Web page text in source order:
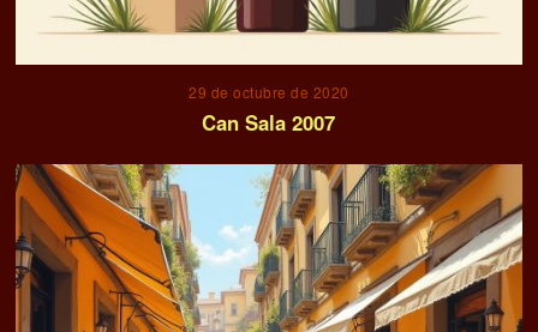
29 de octubre de 2020
Can Sala 2007